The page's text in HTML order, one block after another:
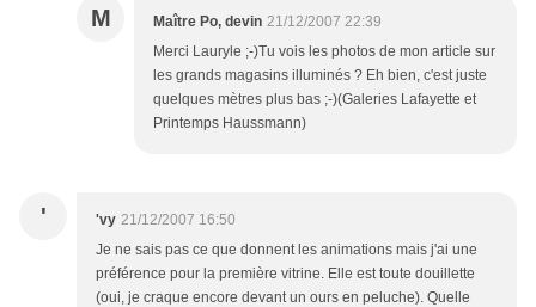
M Maître Po, devin 21/12/2007 22:39
Merci Lauryle ;-)Tu vois les photos de mon article sur
les grands magasins illuminés ? Eh bien, c'est juste
quelques mètres plus bas ;-)(Galeries Lafayette et
Printemps Haussmann)
' 'vy 21/12/2007 16:50
Je ne sais pas ce que donnent les animations mais j'ai une
préférence pour la première vitrine. Elle est toute douillette
(oui, je craque encore devant un ours en peluche). Quelle